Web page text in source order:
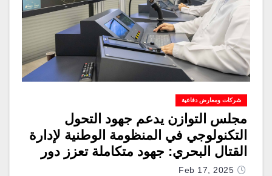
شركات ومعارض دفاعية
مجلس التوازن يدعم جهود التحول
التكنولوجي في المنظومة الوطنية لإدارة
القتال البحري: جهود متكاملة تعزز دور
برنامج التوازن الاقتصادي في تطوير
Feb 17, 2025